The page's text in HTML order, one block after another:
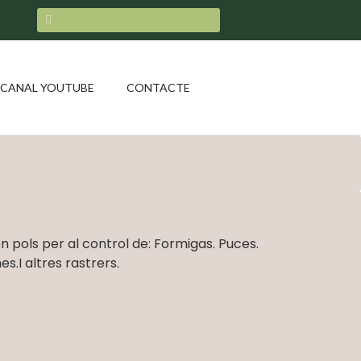
CANAL YOUTUBE CONTACTE
pols per al control de: Formigas. Puces.
altres rastrers.